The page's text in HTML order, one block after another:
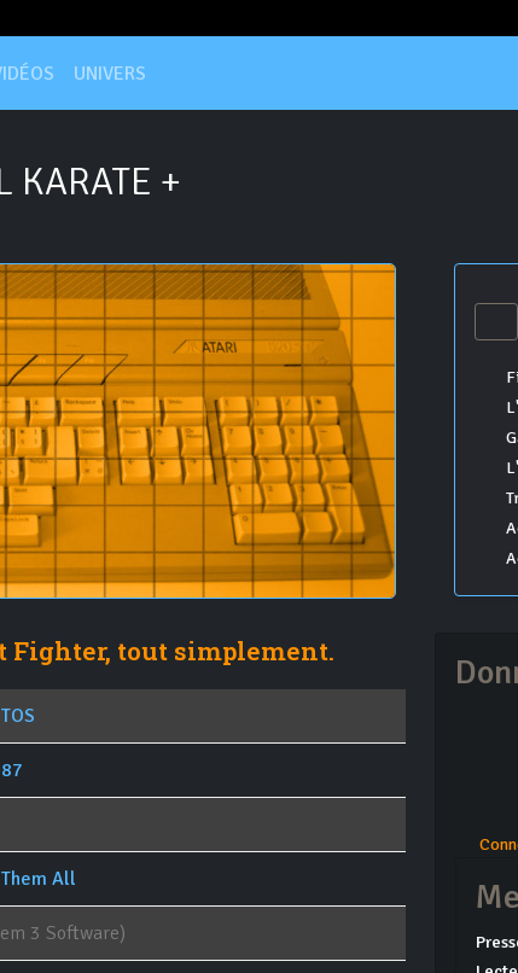
UNIVERS
KARATE +
Fighter, tout simplement.
All
3 Software)